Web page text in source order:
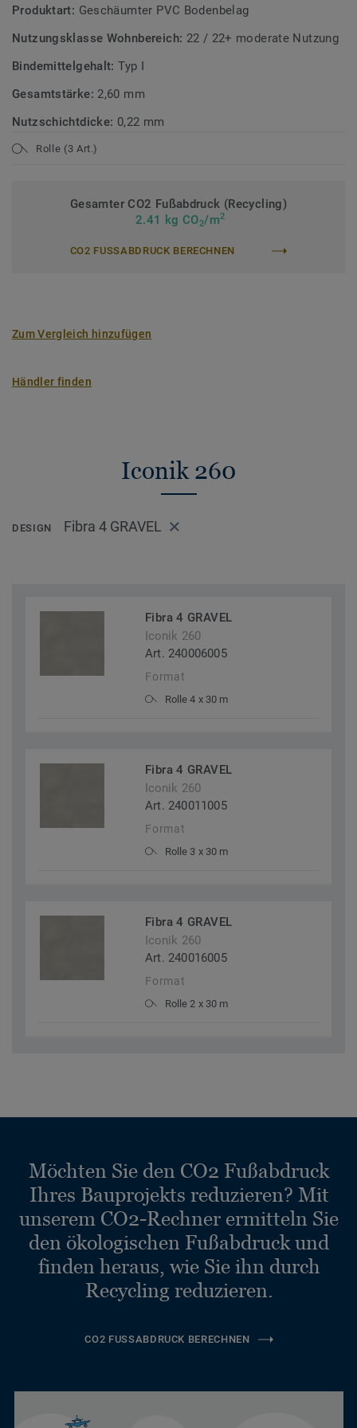
Produktart: Geschäumter PVC Bodenbelag
Nutzungsklasse Wohnbereich: 22 / 22+ moderate Nutzung
Bindemittelgehalt:Typ I
Gesamtstärke: 2,60 mm
Nutzschichtdicke: 0,22 mm
Rolle (3 Art.)
Gesamter CO2 Fußabdruck (Recycling)
2.41 kg CO2/m2
CO2 FUSSABDRUCK BERECHNEN
Zum Vergleich hinzufügen
Händler finden
Iconik 260
DESIGN Fibra 4 GRAVEL
Fibra 4 GRAVEL
Iconik 260
Art. 240006005
Format
Rolle 4 x 30 m
Fibra 4 GRAVEL
Iconik 260
Art. 240011005
Format
Rolle 3 x 30 m
Fibra 4 GRAVEL
Iconik 260
Art. 240016005
Format
Rolle 2 x 30 m
Möchten Sie den CO2 Fußabdruck
Ihres Bauprojekts reduzieren? Mit
unserem CO2-Rechner ermitteln Sie
den ökologischen Fußabdruck und
finden heraus, wie Sie ihn durch
Recycling reduzieren.
CO2 FUSSABDRUCK BERECHNEN